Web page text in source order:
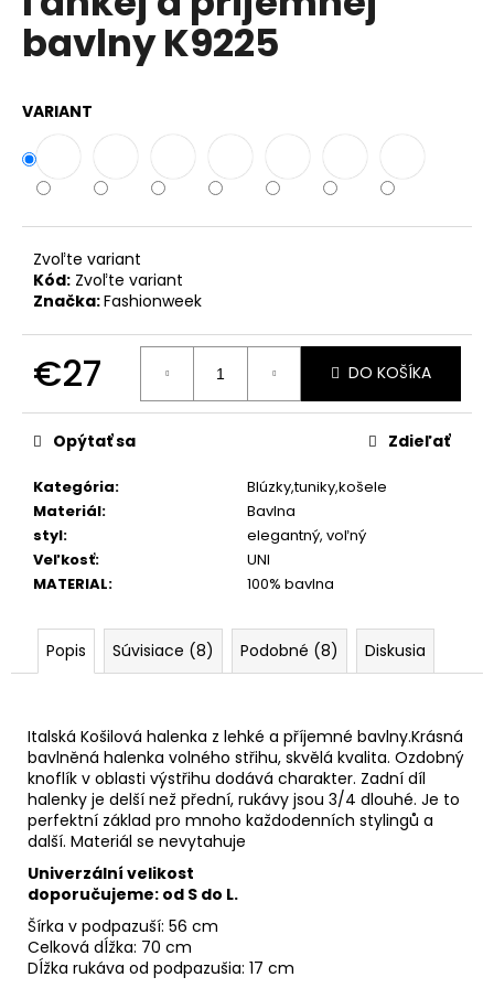
5
hviezdičiek.
bavlny K9225
VARIANT
Zvoľte variant
Kód: Zvoľte variant
Značka:Fashionweek
€27
cena:
DO KOŠÍKA
Kategória:
Blúzky,tuniky,košele
Materiál:
Bavlna
styl:
elegantný, voľný
Veľkosť:
UNI
MATERIAL: 100% bavlna
Opýtať sa Zdieľať
Popis Súvisiace (8) Podobné (8) Diskusia
Italská Košilová halenka z lehké a příjemné bavlny.Krásná
bavlněná halenka volného střihu, skvělá kvalita. Ozdobný
knoflík v oblasti výstřihu dodává charakter. Zadní díl
halenky je delší než přední, rukávy jsou 3/4 dlouhé. Je to
perfektní základ pro mnoho každodenních stylingů a
další. Materiál se nevytahuje
Univerzální velikost
doporučujeme: od S do L.
Šírka v podpazuší: 56 cm
Celková dĺžka: 70 cm
Dĺžka rukáva od podpazušia: 17 cm
a
m
DÁMSKA
TUNIKA
BOHO
IT-
OLIANA
€33